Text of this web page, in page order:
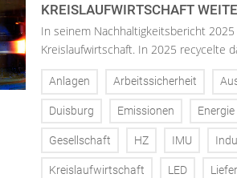
KREISLAUFWIRTSCHAFT
In seinem Nachhaltigkeitsbericht
Kreislaufwirtschaft. In 2025 recycelte
Anlagen Arbeitssicherheit
Duisburg Emissionen Energie
Gesellschaft HZ IMU
Kreislaufwirtschaft LED